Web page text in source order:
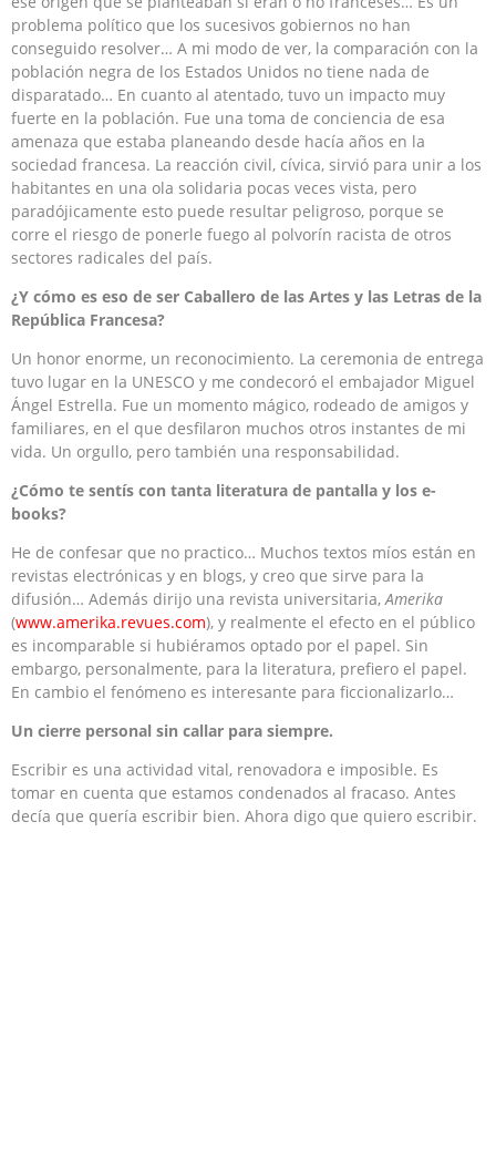
problema político que los sucesivos gobiernos no han
conseguido resolver… A mi modo de ver, la comparación con la
población negra de los Estados Unidos no tiene nada de
disparatado… En cuanto al atentado, tuvo un impacto muy
fuerte en la población. Fue una toma de conciencia de esa
amenaza que estaba planeando desde hacía años en la
sociedad francesa. La reacción civil, cívica, sirvió para unir a los
habitantes en una ola solidaria pocas veces vista, pero
paradójicamente esto puede resultar peligroso, porque se
corre el riesgo de ponerle fuego al polvorín racista de otros
sectores radicales del país.
¿Y cómo es eso de ser Caballero de las Artes y las Letras de la
República Francesa?
Un honor enorme, un reconocimiento. La ceremonia de entrega
tuvo lugar en la UNESCO y me condecoró el embajador Miguel
Ángel Estrella. Fue un momento mágico, rodeado de amigos y
familiares, en el que desfilaron muchos otros instantes de mi
vida. Un orgullo, pero también una responsabilidad.
¿Cómo te sentís con tanta literatura de pantalla y los e-
books?
He de confesar que no practico… Muchos textos míos están en
revistas electrónicas y en blogs, y creo que sirve para la
difusión… Además dirijo una revista universitaria, Amerika
(www.amerika.revues.com), y realmente el efecto en el público
es incomparable si hubiéramos optado por el papel. Sin
embargo, personalmente, para la literatura, prefiero el papel.
En cambio el fenómeno es interesante para ficcionalizarlo…
Un cierre personal sin callar para siempre.
Escribir es una actividad vital, renovadora e imposible. Es
tomar en cuenta que estamos condenados al fracaso. Antes
decía que quería escribir bien. Ahora digo que quiero escribir.